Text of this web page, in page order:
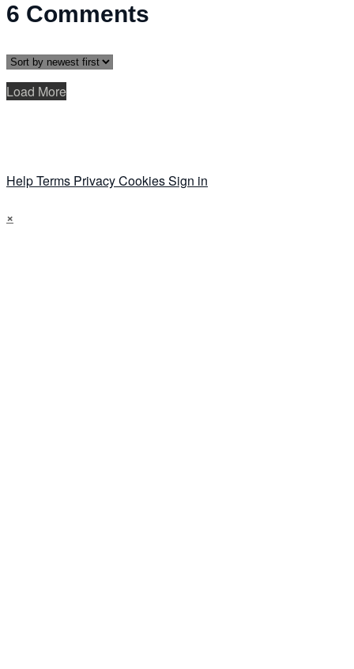
6 Comments
Load More
HelpTerms PrivacyCookiesSign in
×